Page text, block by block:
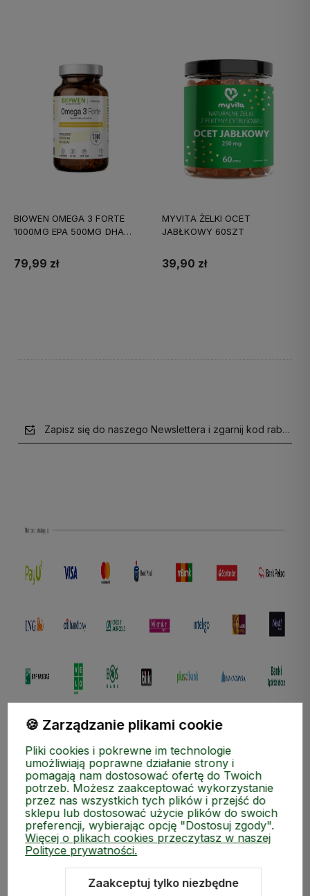
BIOWEN OMEGA 3 FORTE
1000MG EPA 500MG DHA
79,99 zł
MYVITA ŻELKI OCET
JABŁKOWY 60SZT
39,90 zł
Zapisz się do naszego Newslettera i zgarnij kod
ZAKUPY
MEDIA SPOŁECZNOŚCIOWE
🍪 Zarządzanie plikami cookie
Pliki cookies i pokrewne im technologie
umożliwiają poprawne działanie strony i
pomagają nam dostosować ofertę do Twoich
potrzeb. Możesz zaakceptować wykorzystanie
przez nas wszystkich tych plików i przejść do
sklepu lub dostosować użycie plików do swoich
preferencji, wybierając opcję "Dostosuj zgody".
Więcej o plikach cookies przeczytasz w naszej
Polityce prywatności.
Zaakceptuj tylko niezbędne